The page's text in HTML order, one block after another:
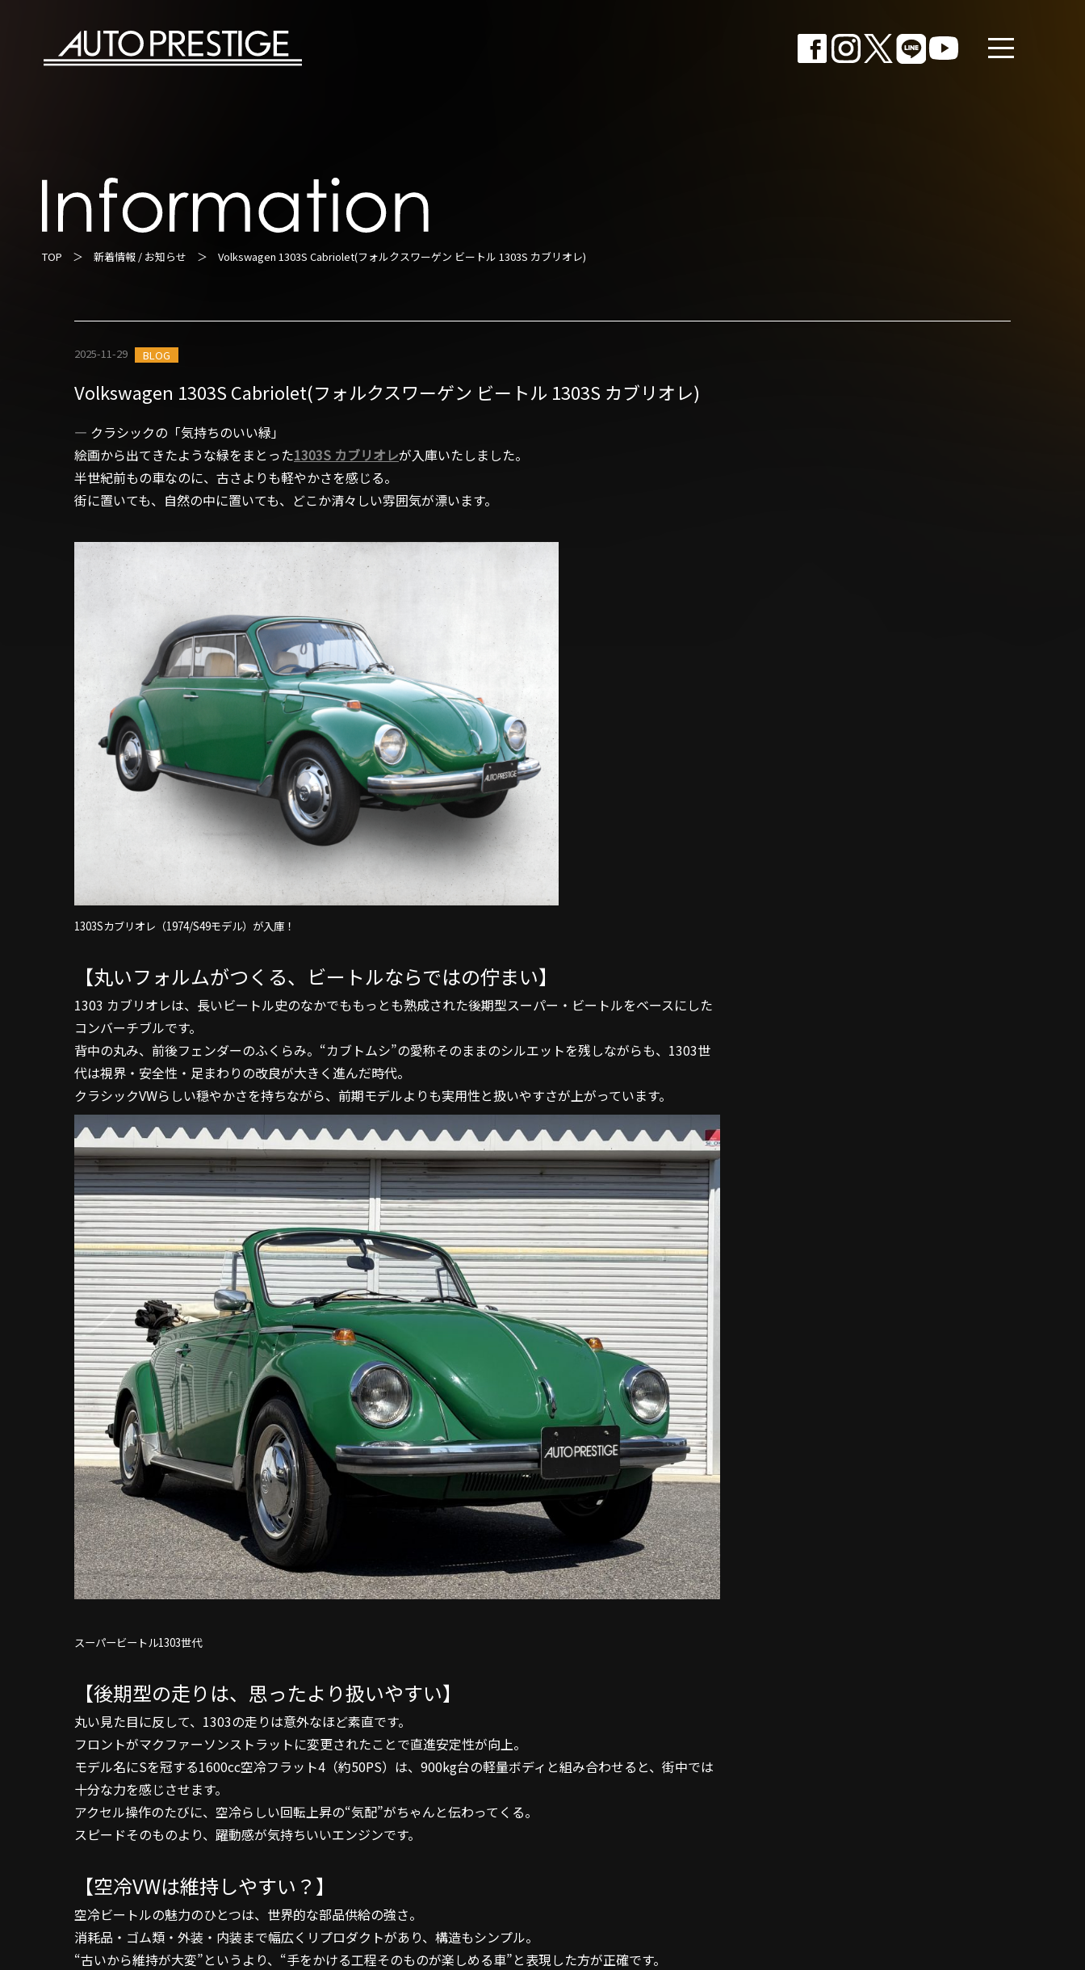
TOP ＞ 新着情報 / お知らせ ＞ Volkswagen 1303S Cabriolet(フォルクスワーゲン ビートル 1303S カブリオレ)
2025-11-29 BLOG
Volkswagen 1303S Cabriolet(フォルクスワーゲン ビートル 1303S カブリオレ)
― クラシックの「気持ちのいい緑」
絵画から出てきたような緑をまとった1303S カブリオレが入庫いたしました。
半世紀前もの車なのに、古さよりも軽やかさを感じる。
街に置いても、自然の中に置いても、どこか清々しい雰囲気が漂います。
1303Sカブリオレ（1974/S49モデル）が入庫！
【丸いフォルムがつくる、ビートルならではの佇まい】
1303 カブリオレは、長いビートル史のなかでももっとも熟成された後期型スーパー・ビートルをベースにした
コンバーチブルです。
背中の丸み、前後フェンダーのふくらみ。“カブトムシ”の愛称そのままのシルエットを残しながらも、1303世
代は視界・安全性・足まわりの改良が大きく進んだ時代。
クラシックVWらしい穏やかさを持ちながら、前期モデルよりも実用性と扱いやすさが上がっています。
スーパービートル1303世代
【後期型の走りは、思ったより扱いやすい】
丸い見た目に反して、1303の走りは意外なほど素直です。
フロントがマクファーソンストラットに変更されたことで直進安定性が向上。
モデル名にSを冠する1600cc空冷フラット4（約50PS）は、900kg台の軽量ボディと組み合わせると、街中では
十分な力を感じさせます。
アクセル操作のたびに、空冷らしい回転上昇の“気配”がちゃんと伝わってくる。
スピードそのものより、躍動感が気持ちいいエンジンです。
【空冷VWは維持しやすい？】
空冷ビートルの魅力のひとつは、 世界的な部品供給の強さ。
消耗品・ゴム類・外装・内装まで幅広くリプロダクトがあり、構造もシンプル。
“古いから維持が大変”というより、“手をかける工程そのものが楽しめる車”と表現した方が正確です。